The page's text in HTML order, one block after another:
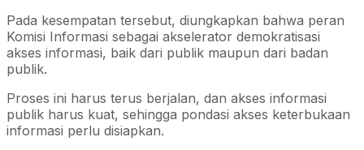
Pada kesempatan tersebut, diungkapkan bahwa peran
Komisi Informasi sebagai akselerator demokratisasi
akses informasi, baik dari publik maupun dari badan
publik.
Proses ini harus terus berjalan, dan akses informasi
publik harus kuat, sehingga pondasi akses keterbukaan
informasi perlu disiapkan.